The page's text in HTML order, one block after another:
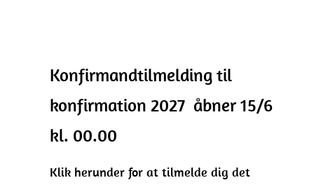
Konfirmandtilmelding til
konfirmation 2027 åbner 15/6
kl. 00.00
Klik herunder for at tilmelde dig det